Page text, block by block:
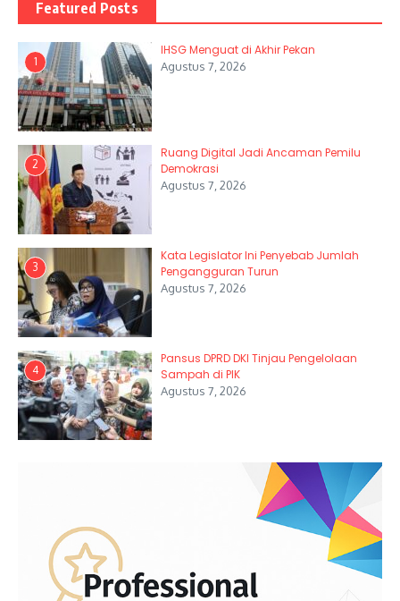
Featured Posts
1
IHSG Menguat di Akhir Pekan
Agustus 7, 2026
2
Ruang Digital Jadi Ancaman Pemilu
Demokrasi
Agustus 7, 2026
3
Kata Legislator Ini Penyebab Jumlah
Pengangguran Turun
Agustus 7, 2026
4
Pansus DPRD DKI Tinjau Pengelolaan
Sampah di PIK
Agustus 7, 2026